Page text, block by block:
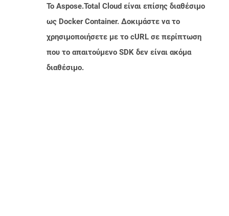
Το Aspose.Total Cloud είναι επίσης διαθέσιμο
ως Docker Container. Δοκιμάστε να το
χρησιμοποιήσετε με το cURL σε περίπτωση
που το απαιτούμενο SDK δεν είναι ακόμα
διαθέσιμο.